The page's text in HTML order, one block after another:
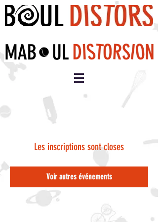
Les inscriptions sont closes
Voir autres événements